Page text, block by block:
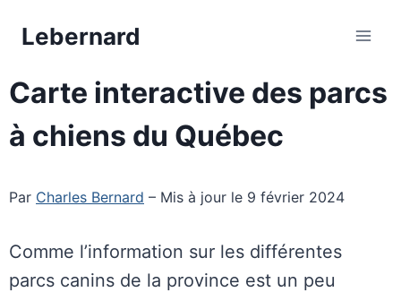
Lebernard
Carte interactive des parcs
à chiens du Québec
Par Charles Bernard – Mis à jour le 9 février 2024
Comme l’information sur les différentes
parcs canins de la province est un peu